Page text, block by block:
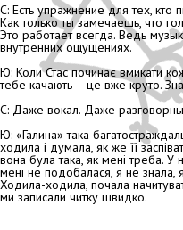
С: Есть упражнение для тех,
Как только ты замечаешь, что
Это работает всегда. Ведь
внутренних ощущениях.
Ю: Коли Стас починає вмикати
тебе качають – це вже круто.
С: Даже вокал. Даже
Ю: «Галина» така
ходила і думала, як же її
вона була така, як мені треба. У
мені не подобалася, я не знала,
Ходила-ходила, почала
ми записали читку швидко.